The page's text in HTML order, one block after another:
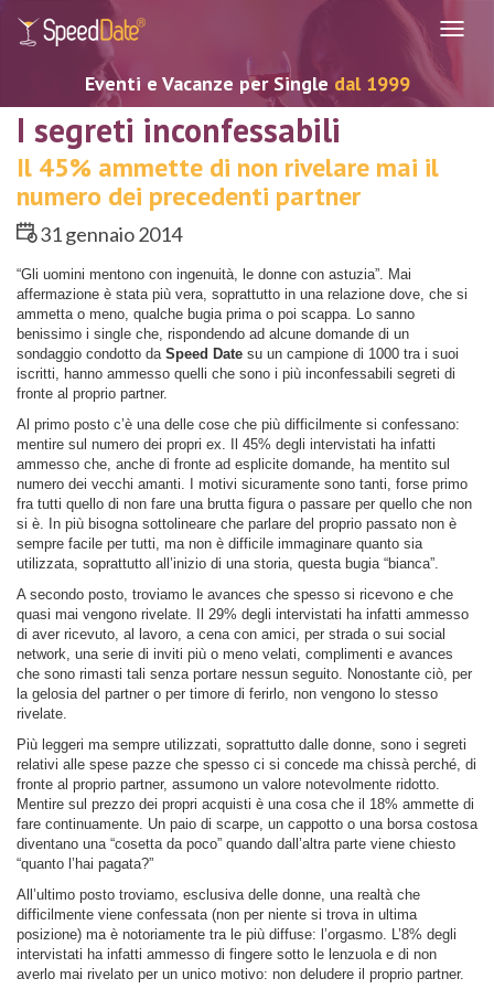
Eventi e Vacanze per Single dal 1999
I segreti inconfessabili
Il 45% ammette di non rivelare mai il
numero dei precedenti partner
31 gennaio 2014
“Gli uomini mentono con ingenuità, le donne con astuzia”. Mai
affermazione è stata più vera, soprattutto in una relazione dove, che si
ammetta o meno, qualche bugia prima o poi scappa. Lo sanno
benissimo i single che, rispondendo ad alcune domande di un
sondaggio condotto da Speed Date su un campione di 1000 tra i suoi
iscritti, hanno ammesso quelli che sono i più inconfessabili segreti di
fronte al proprio partner.
Al primo posto c’è una delle cose che più difficilmente si confessano:
mentire sul numero dei propri ex. Il 45% degli intervistati ha infatti
ammesso che, anche di fronte ad esplicite domande, ha mentito sul
numero dei vecchi amanti. I motivi sicuramente sono tanti, forse primo
fra tutti quello di non fare una brutta figura o passare per quello che non
si è. In più bisogna sottolineare che parlare del proprio passato non è
sempre facile per tutti, ma non è difficile immaginare quanto sia
utilizzata, soprattutto all’inizio di una storia, questa bugia “bianca”.
A secondo posto, troviamo le avances che spesso si ricevono e che
quasi mai vengono rivelate. Il 29% degli intervistati ha infatti ammesso
di aver ricevuto, al lavoro, a cena con amici, per strada o sui social
network, una serie di inviti più o meno velati, complimenti e avances
che sono rimasti tali senza portare nessun seguito. Nonostante ciò, per
la gelosia del partner o per timore di ferirlo, non vengono lo stesso
rivelate.
Più leggeri ma sempre utilizzati, soprattutto dalle donne, sono i segreti
relativi alle spese pazze che spesso ci si concede ma chissà perché, di
fronte al proprio partner, assumono un valore notevolmente ridotto.
Mentire sul prezzo dei propri acquisti è una cosa che il 18% ammette di
fare continuamente. Un paio di scarpe, un cappotto o una borsa costosa
diventano una “cosetta da poco” quando dall’altra parte viene chiesto
“quanto l’hai pagata?”
All’ultimo posto troviamo, esclusiva delle donne, una realtà che
difficilmente viene confessata (non per niente si trova in ultima
posizione) ma è notoriamente tra le più diffuse: l’orgasmo. L’8% degli
intervistati ha infatti ammesso di fingere sotto le lenzuola e di non
averlo mai rivelato per un unico motivo: non deludere il proprio partner.